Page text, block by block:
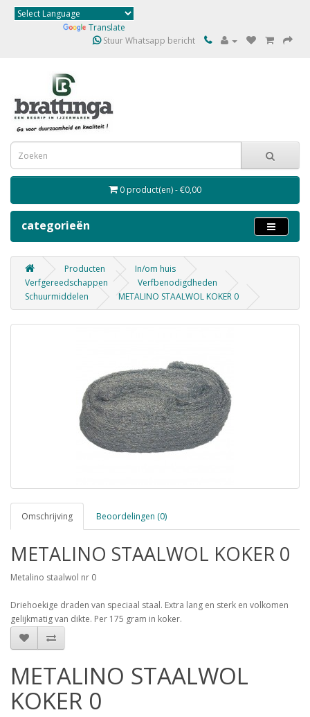
Translate
Stuur Whatsapp bericht
0 product(en) - €0,00
categorieën
Producten
In/om huis
Verfgereedschappen
Verfbenodigdheden
Schuurmiddelen
METALINO STAALWOL KOKER 0
Omschrijving Beoordelingen (0)
METALINO STAALWOL KOKER 0
Metalino staalwol nr 0
Driehoekige draden van speciaal staal. Extra lang en sterk en volkomen
gelijkmatig van dikte. Per 175 gram in koker.
METALINO STAALWOL
KOKER 0